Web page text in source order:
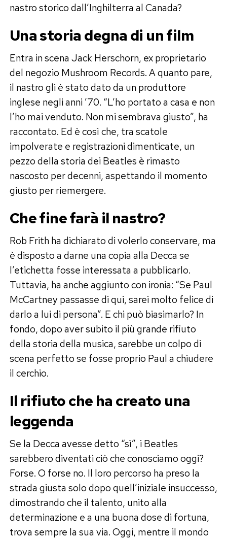
nastro storico dall’Inghilterra al Canada?
Una storia degna di un film
Entra in scena Jack Herschorn, ex proprietario
del negozio Mushroom Records. A quanto pare,
il nastro gli è stato dato da un produttore
inglese negli anni ’70. “L’ho portato a casa e non
l’ho mai venduto. Non mi sembrava giusto”, ha
raccontato. Ed è così che, tra scatole
impolverate e registrazioni dimenticate, un
pezzo della storia dei Beatles è rimasto
nascosto per decenni, aspettando il momento
giusto per riemergere.
Che fine farà il nastro?
Rob Frith ha dichiarato di volerlo conservare, ma
è disposto a darne una copia alla Decca se
l’etichetta fosse interessata a pubblicarlo.
Tuttavia, ha anche aggiunto con ironia: “Se Paul
McCartney passasse di qui, sarei molto felice di
darlo a lui di persona”. E chi può biasimarlo? In
fondo, dopo aver subito il più grande rifiuto
della storia della musica, sarebbe un colpo di
scena perfetto se fosse proprio Paul a chiudere
il cerchio.
Il rifiuto che ha creato una
leggenda
Se la Decca avesse detto “sì”, i Beatles
sarebbero diventati ciò che conosciamo oggi?
Forse. O forse no. Il loro percorso ha preso la
strada giusta solo dopo quell’iniziale insuccesso,
dimostrando che il talento, unito alla
determinazione e a una buona dose di fortuna,
trova sempre la sua via. Oggi, mentre il mondo